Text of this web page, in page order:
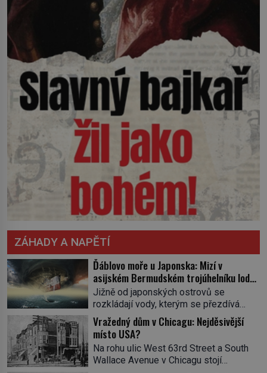
ZÁHADY A NAPĚTÍ
Ďáblovo moře u Japonska: Mizí v
asijském Bermudském trojúhelníku lodě
ve spárech neznámé síly?
Jižně od japonských ostrovů se
rozkládají vody, kterým se přezdívá
Ďáblovo moře. Vypráví se o lodích
mizejících beze stopy, podivných
světlech, zrádných proudech i mořských
dracích, kteří měli tyto končiny střežit už
v dávných legendách. Je tichomořský
Vražedný dům v Chicagu: Nejděsivější
místo USA?
Na rohu ulic West 63rd Street a South
Wallace Avenue v Chicagu stojí